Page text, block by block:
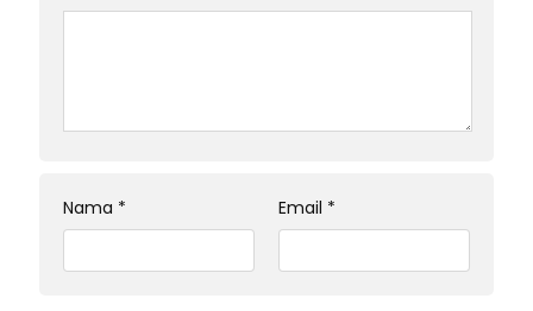
Nama * Email *